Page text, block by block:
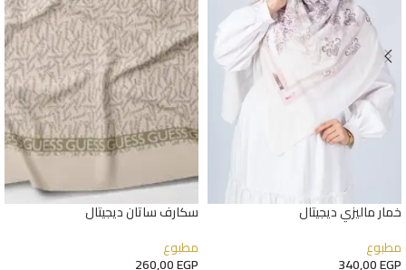
خمار ماليزي ديجيتال
مطبوع
340,00EGP
سكارف ساتان ديجيتال
مطبوع
260,00EGP